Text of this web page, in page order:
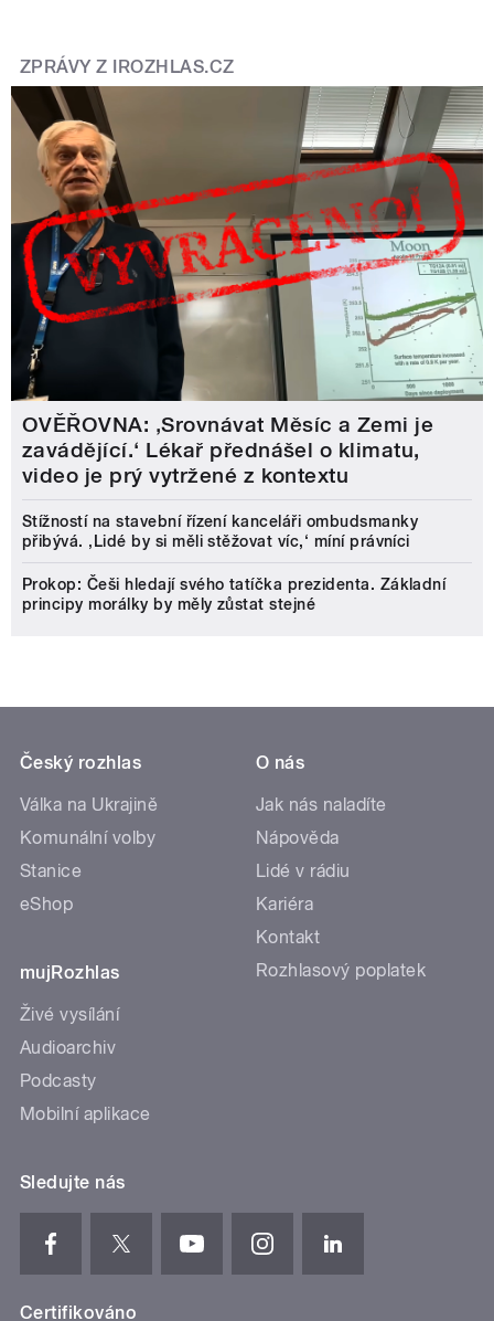
ZPRÁVY Z IROZHLAS.CZ
OVĚŘOVNA: ‚Srovnávat Měsíc a Zemi je
zavádějící.‘ Lékař přednášel o klimatu,
video je prý vytržené z kontextu
Stížností na stavební řízení kanceláři ombudsmanky
přibývá. ‚Lidé by si měli stěžovat víc,‘ míní právníci
Prokop: Češi hledají svého tatíčka prezidenta. Základní
principy morálky by měly zůstat stejné
Český rozhlas
Válka na Ukrajině
Komunální volby
Stanice
eShop
mujRozhlas
Živé vysílání
Audioarchiv
Podcasty
Mobilní aplikace
O nás
Jak nás naladíte
Nápověda
Lidé v rádiu
Kariéra
Kontakt
Rozhlasový poplatek
Sledujte nás
Certifikováno